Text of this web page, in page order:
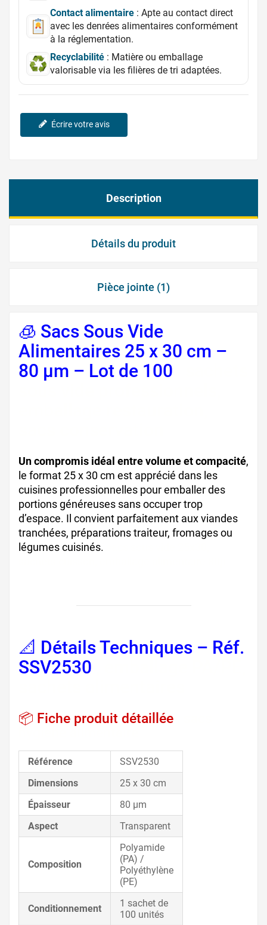
Contact alimentaire : Apte au contact direct
avec les denrées alimentaires conformément
à la réglementation.
Recyclabilité : Matière ou emballage
valorisable via les filières de tri adaptées.
Écrire votre avis
Description
Détails du produit
Pièce jointe (1)
🧊 Sacs Sous Vide
Alimentaires 25 x 30 cm –
80 µm – Lot de 100
Un compromis idéal entre volume et compacité,
le format 25 x 30 cm est apprécié dans les
cuisines professionnelles pour emballer des
portions généreuses sans occuper trop
d’espace. Il convient parfaitement aux viandes
tranchées, préparations traiteur, fromages ou
légumes cuisinés.
📐 Détails Techniques – Réf.
SSV2530
📦 Fiche produit détaillée
Référence
SSV2530
Dimensions
25 x 30 cm
Épaisseur
80 µm
Aspect
Transparent
Composition
Polyamide
(PA) /
Polyéthylène
(PE)
Conditionnement
1 sachet de
100 unités